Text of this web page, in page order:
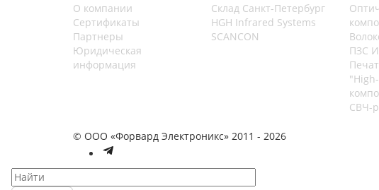
О компании
Сертификаты
Партнеры
Юридическая
информация
Cклад Санкт-Петербург
HGH Infrared Systems
SCANCON
ПЗС
СВЧ-
© ООО «Форвард Электроникс» 2011 - 2026